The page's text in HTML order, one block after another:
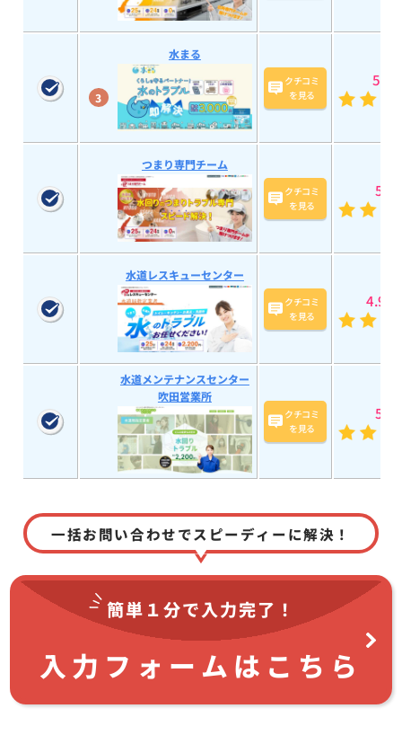
3
水まる
クチコミ
を見る
5
つまり専門チーム
クチコミ
を見る
5
水道レスキューセンター
クチコミ
を見る
4.9
水道メンテナンスセンター
吹田営業所
クチコミ
を見る
5
一括お問い合わせでスピーディーに解決！
簡単１分で入力完了！
入力フォームはこちら